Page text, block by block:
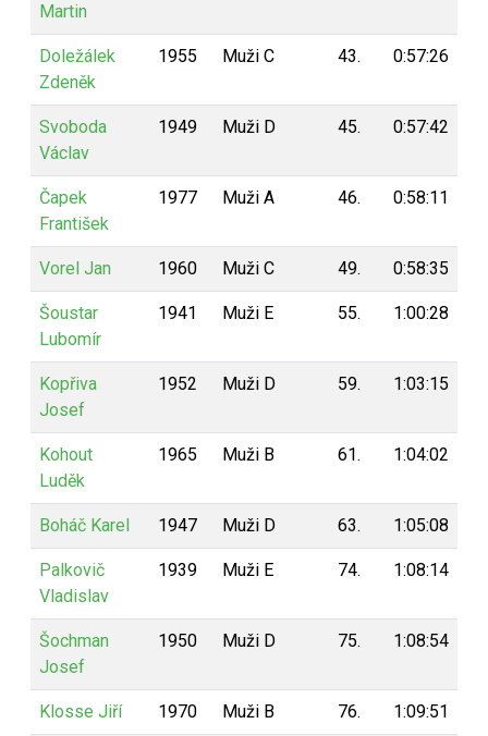
Martin
Doležálek
Zdeněk
1955 Muži C 43. 0:57:26
Svoboda
Václav
1949 Muži D 45. 0:57:42
Čapek
František
1977 Muži A 46. 0:58:11
Vorel Jan 1960 Muži C 49. 0:58:35
Šoustar
Lubomír
1941 Muži E 55. 1:00:28
Kopřiva
Josef
1952 Muži D 59. 1:03:15
Kohout
Luděk
1965 Muži B 61. 1:04:02
Boháč Karel 1947 Muži D 63. 1:05:08
Palkovič
Vladislav
1939 Muži E 74. 1:08:14
Šochman
Josef
1950 Muži D 75. 1:08:54
Klosse Jiří 1970 Muži B 76. 1:09:51